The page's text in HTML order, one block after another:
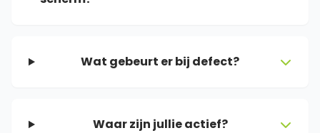
Wat gebeurt er bij defect?
Waar zijn jullie actief?